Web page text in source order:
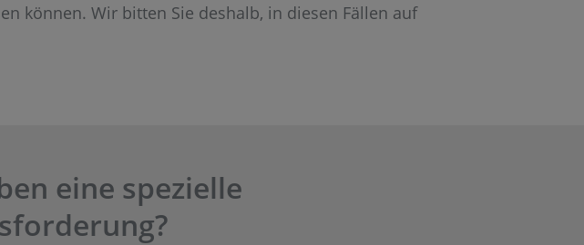
können. Wir bitten Sie deshalb, in diesen Fällen auf
eine spezielle